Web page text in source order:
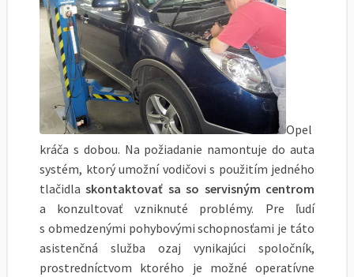
Opel
kráča s dobou. Na požiadanie namontuje do auta
systém, ktorý umožní vodičovi s použitím jedného
tlačidlaskontaktovať sa so servisným centrom
a konzultovať vzniknuté problémy. Pre ľudí
s obmedzenými pohybovými schopnosťami je táto
asistenčná služba ozaj vynikajúci spoločník,
prostredníctvom ktorého je možné operatívne